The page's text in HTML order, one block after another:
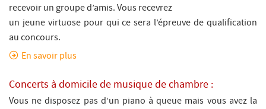
recevoir un groupe d’amis. Vous recevrez
un jeune virtuose pour qui ce sera l’épreuve de qualification
au concours.
En savoir plus
Concerts à domicile de musique de chambre :
Vous ne disposez pas d’un piano à queue mais vous avez la